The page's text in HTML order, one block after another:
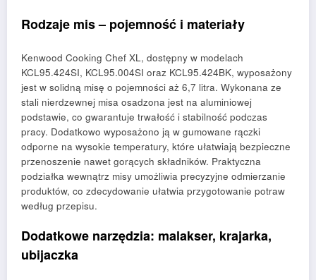
Rodzaje mis – pojemność i materiały
Kenwood Cooking Chef XL, dostępny w modelach
KCL95.424SI, KCL95.004SI oraz KCL95.424BK, wyposażony
jest w solidną misę o pojemności aż 6,7 litra. Wykonana ze
stali nierdzewnej misa osadzona jest na aluminiowej
podstawie, co gwarantuje trwałość i stabilność podczas
pracy. Dodatkowo wyposażono ją w gumowane rączki
odporne na wysokie temperatury, które ułatwiają bezpieczne
przenoszenie nawet gorących składników. Praktyczna
podziałka wewnątrz misy umożliwia precyzyjne odmierzanie
produktów, co zdecydowanie ułatwia przygotowanie potraw
według przepisu.
Dodatkowe narzędzia: malakser, krajarka,
ubijaczka